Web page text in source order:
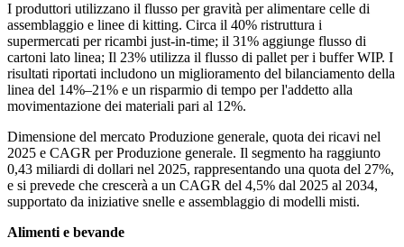
I produttori utilizzano il flusso per gravità per alimentare celle di
assemblaggio e linee di kitting. Circa il 40% ristruttura i
supermercati per ricambi just-in-time; il 31% aggiunge flusso di
cartoni lato linea; Il 23% utilizza il flusso di pallet per i buffer WIP. I
risultati riportati includono un miglioramento del bilanciamento della
linea del 14%–21% e un risparmio di tempo per l'addetto alla
movimentazione dei materiali pari al 12%.
Dimensione del mercato Produzione generale, quota dei ricavi nel
2025 e CAGR per Produzione generale. Il segmento ha raggiunto
0,43 miliardi di dollari nel 2025, rappresentando una quota del 27%,
e si prevede che crescerà a un CAGR del 4,5% dal 2025 al 2034,
supportato da iniziative snelle e assemblaggio di modelli misti.
Alimenti e bevande